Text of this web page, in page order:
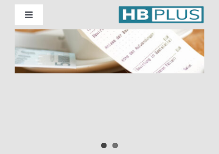
Skip
content
Toggle
Navigation
Beratung